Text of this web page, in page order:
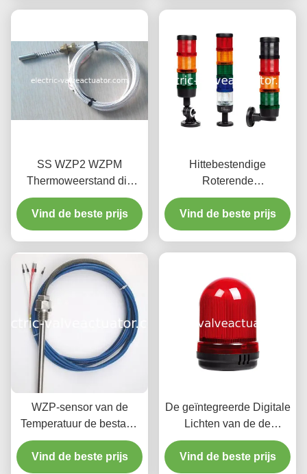
SS WZP2 WZPM
Thermoweerstand die
temperatuur van
generator dragend
stootkussen PT100
Vind de beste prijs
Hittebestendige
Roterende
Waarschuwingslichten,
IP54 Digitale
Snelheidsindicator
Vind de beste prijs
WZP-sensor van de
Temperatuur de bestand
thermo bestand PT100
Pt50 temperatuur
Vind de beste prijs
De geïntegreerde Digitale
Lichten van de de
Zoemerwaarschuwing
van Cpmpact van de
Vind de beste prijs